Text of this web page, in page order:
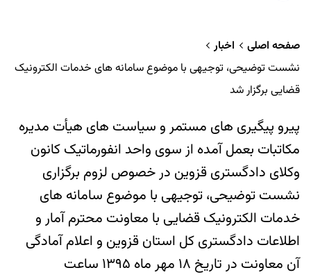
صفحه اصلی
اخبار
نشست توضیحی، توجیهی با موضوع سامانه های خدمات الکترونیک
قضایی برگزار شد
پیرو پیگیری های مستمر و سیاست های هیأت مدیره
مکاتبات بعمل آمده از سوی واحد انفورماتیک کانون
وکلای دادگستری قزوین در خصوص لزوم برگزاری
نشست توضیحی، توجیهی با موضوع سامانه های
خدمات الکترونیک قضایی با معاونت محترم آمار و
اطلاعات دادگستری کل استان قزوین و اعلام آمادگی
آن معاونت در تاریخ ۱۸ مهر ماه ۱۳۹۵ ساعت